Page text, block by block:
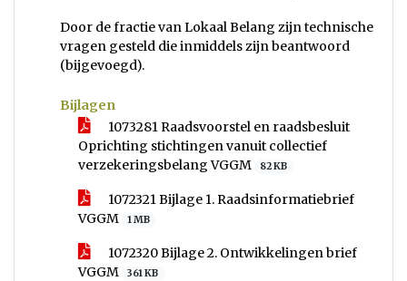
Door de fractie van Lokaal Belang zijn technische
vragen gesteld die inmiddels zijn beantwoord
(bijgevoegd).
Bijlagen
1073281 Raadsvoorstel en raadsbesluit
Oprichting stichtingen vanuit collectief
verzekeringsbelang VGGM
82 KB
1072321 Bijlage 1. Raadsinformatiebrief
VGGM
1 MB
1072320 Bijlage 2. Ontwikkelingen brief
VGGM
361 KB